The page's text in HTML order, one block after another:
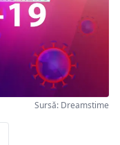
Sursă: Dreamstime